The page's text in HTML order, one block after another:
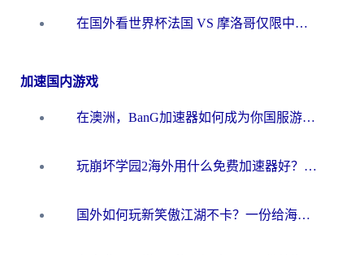
在国外看世界杯法国 VS 摩洛哥仅限中国大陆？海外党这样看中文解说赛事不卡顿
加速国内游戏
在澳洲，BanG加速器如何成为你国服游戏的“时光机”？
玩崩坏学园2海外用什么免费加速器好？2026海外党亲测国服游戏加速指南
国外如何玩新笑傲江湖不卡？一份给海外游子的终极网络指南